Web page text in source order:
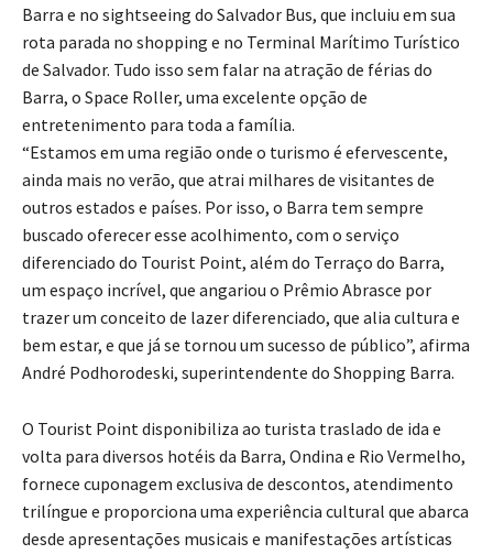
Barra e no sightseeing do Salvador Bus, que incluiu em sua
rota parada no shopping e no Terminal Marítimo Turístico
de Salvador. Tudo isso sem falar na atração de férias do
Barra, o Space Roller, uma excelente opção de
entretenimento para toda a família.
“Estamos em uma região onde o turismo é efervescente,
ainda mais no verão, que atrai milhares de visitantes de
outros estados e países. Por isso, o Barra tem sempre
buscado oferecer esse acolhimento, com o serviço
diferenciado do Tourist Point, além do Terraço do Barra,
um espaço incrível, que angariou o Prêmio Abrasce por
trazer um conceito de lazer diferenciado, que alia cultura e
bem estar, e que já se tornou um sucesso de público”, afirma
André Podhorodeski, superintendente do Shopping Barra.
O Tourist Point disponibiliza ao turista traslado de ida e
volta para diversos hotéis da Barra, Ondina e Rio Vermelho,
fornece cuponagem exclusiva de descontos, atendimento
trilíngue e proporciona uma experiência cultural que abarca
desde apresentações musicais e manifestações artísticas